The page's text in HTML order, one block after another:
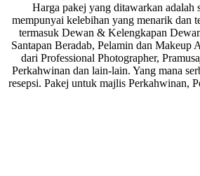
Harga pakej yang ditawarkan adalah
mempunyai kelebihan yang menarik dan
termasuk Dewan & Kelengkapan
Santapan Beradab, Pelamin dan Makeup
dari Professional Photographer,
Perkahwinan dan lain-lain. Yang mana
resepsi. Pakej untuk majlis Perkahwinan,